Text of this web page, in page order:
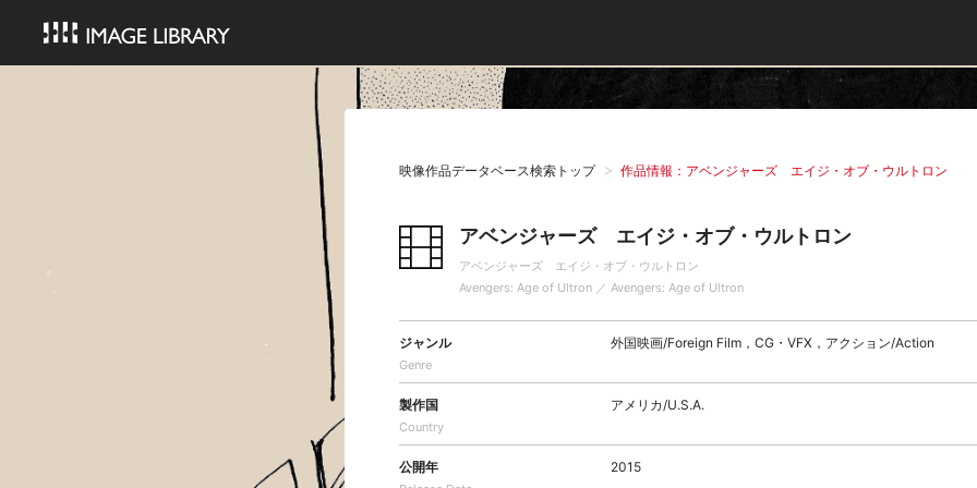
映像作品データベース検索トップ 作品情報：アベンジャーズ エイジ・オブ・ウルトロン
アベンジャーズ エイジ・オブ・ウルトロン
アベンジャーズ エイジ・オブ・ウルトロン
Avengers: Age of Ultron ／ Avengers: Age of Ultron
ジャンル
Genre
外国映画/Foreign Film，CG・VFX，アクション/Action
製作国
Country
アメリカ/U.S.A.
公開年 2015